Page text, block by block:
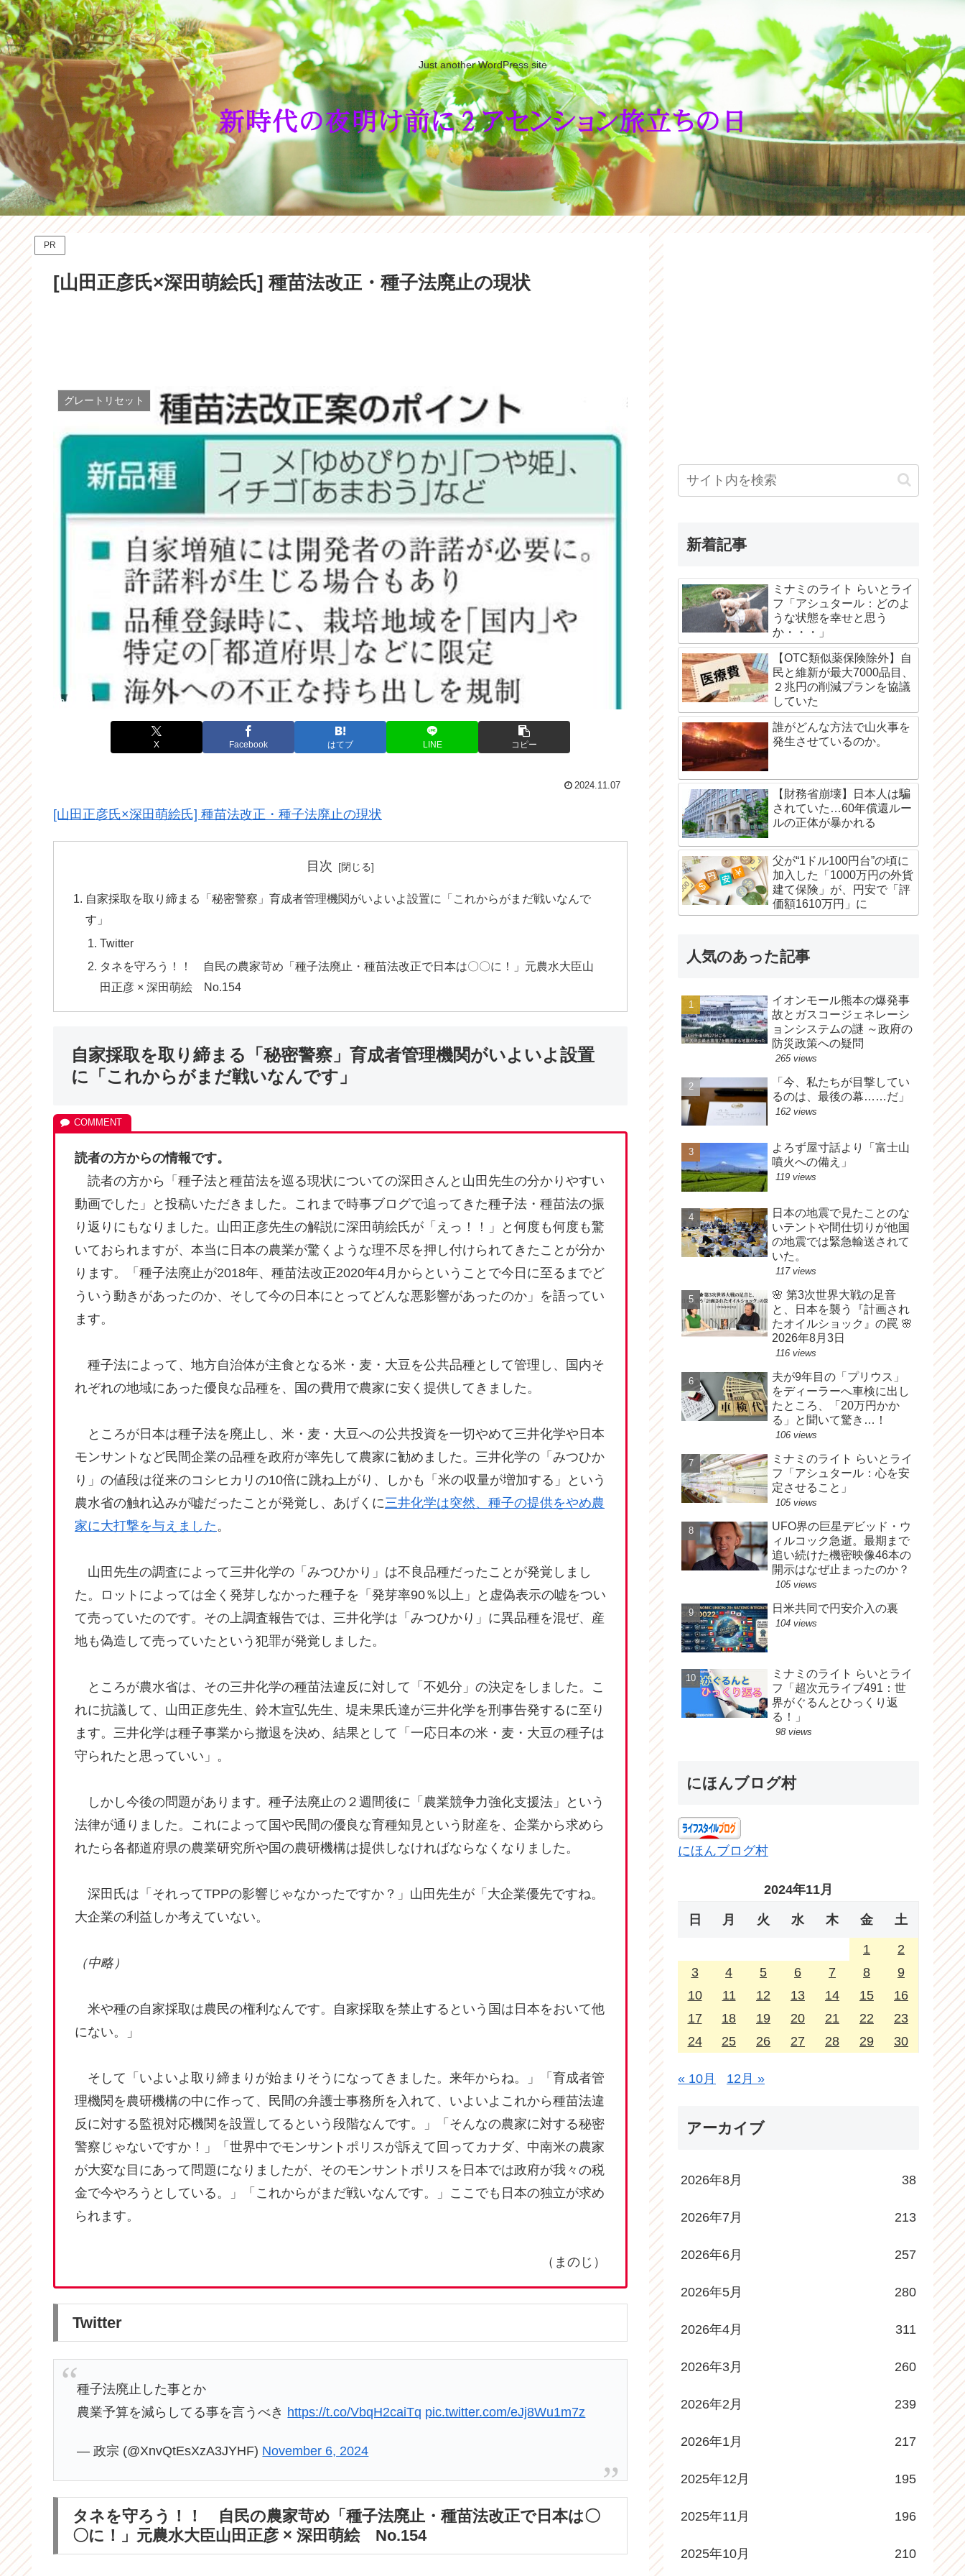
Just another WordPress site
PR
[山田正彦氏×深田萌絵氏] 種苗法改正・種子法廃止の現状
グレートリセット
X Facebook はてブ LINE コピー
2024.11.07
[山田正彦氏×深田萌絵氏] 種苗法改正・種子法廃止の現状
目次
自家採取を取り締まる「秘密警察」育成者管理機関がいよいよ設置に「これからがまだ戦いなんで
す」
Twitter
タネを守ろう！！ 自民の農家苛め「種子法廃止・種苗法改正で日本は〇〇に！」元農水大臣山
田正彦 × 深田萌絵 No.154
自家採取を取り締まる「秘密警察」育成者管理機関がいよいよ設置
に「これからがまだ戦いなんです」
読者の方からの情報です。
読者の方から「種子法と種苗法を巡る現状についての深田さんと山田先生の分かりやすい
動画でした」と投稿いただきました。これまで時事ブログで追ってきた種子法・種苗法の振
り返りにもなりました。山田正彦先生の解説に深田萌絵氏が「えっ！！」と何度も何度も驚
いておられますが、本当に日本の農業が驚くような理不尽を押し付けられてきたことが分か
ります。「種子法廃止が2018年、種苗法改正2020年4月からということで今日に至るまでど
ういう動きがあったのか、そして今の日本にとってどんな悪影響があったのか」を語ってい
ます。
種子法によって、地方自治体が主食となる米・麦・大豆を公共品種として管理し、国内そ
れぞれの地域にあった優良な品種を、国の費用で農家に安く提供してきました。
ところが日本は種子法を廃止し、米・麦・大豆への公共投資を一切やめて三井化学や日本
モンサントなど民間企業の品種を政府が率先して農家に勧めました。三井化学の「みつひか
り」の値段は従来のコシヒカリの10倍に跳ね上がり、しかも「米の収量が増加する」という
農水省の触れ込みが嘘だったことが発覚し、あげくに三井化学は突然、種子の提供をやめ農
家に大打撃を与えました 。
山田先生の調査によって三井化学の「みつひかり」は不良品種だったことが発覚しまし
た。ロットによっては全く発芽しなかった種子を「発芽率90％以上」と虚偽表示の嘘をつい
て売っていたのです。その上調査報告では、三井化学は「みつひかり」に異品種を混ぜ、産
地も偽造して売っていたという犯罪が発覚しました。
ところが農水省は、その三井化学の種苗法違反に対して「不処分」の決定をしました。こ
れに抗議して、山田正彦先生、鈴木宣弘先生、堤未果氏達が三井化学を刑事告発するに至り
ます。三井化学は種子事業から撤退を決め、結果として「一応日本の米・麦・大豆の種子は
守られたと思っていい」。
しかし今後の問題があります。種子法廃止の２週間後に「農業競争力強化支援法」という
法律が通りました。これによって国や民間の優良な育種知見という財産を、企業から求めら
れたら各都道府県の農業研究所や国の農研機構は提供しなければならなくなりました。
深田氏は「それってTPPの影響じゃなかったですか？」山田先生が「大企業優先ですね。
大企業の利益しか考えていない。
（中略）
米や種の自家採取は農民の権利なんです。自家採取を禁止するという国は日本をおいて他
にない。」
そして「いよいよ取り締まりが始まりそうになってきました。来年からね。」「育成者管
理機関を農研機構の中に作って、民間の弁護士事務所を入れて、いよいよこれから種苗法違
反に対する監視対応機関を設置してるという段階なんです。」「そんなの農家に対する秘密
警察じゃないですか！」「世界中でモンサントポリスが訴えて回ってカナダ、中南米の農家
が大変な目にあって問題になりましたが、そのモンサントポリスを日本では政府が我々の税
金で今やろうとしている。」「これからがまだ戦いなんです。」ここでも日本の独立が求め
られます。
（まのじ）
Twitter
種子法廃止した事とか
農業予算を減らしてる事を言うべき https://t.co/VbqH2caiTq pic.twitter.com/eJj8Wu1m7z
— 政宗 (@XnvQtEsXzA3JYHF) November 6, 2024
タネを守ろう！！ 自民の農家苛め「種子法廃止・種苗法改正で日本は〇
〇に！」元農水大臣山田正彦 × 深田萌絵 No.154
新着記事
ミナミのライト らいとライ
フ「アシュタール：どのよ
うな状態を幸せと思う
か・・・」
【OTC類似薬保険除外】自
民と維新が最大7000品目、
２兆円の削減プランを協議
していた
誰がどんな方法で山火事を
発生させているのか。
【財務省崩壊】日本人は騙
されていた…60年償還ルー
ルの正体が暴かれる
父が“1ドル100円台”の頃に
加入した「1000万円の外貨
建て保険」が、円安で「評
価額1610万円」に
人気のあった記事
イオンモール熊本の爆発事
故とガスコージェネレーシ
ョンシステムの謎 ～政府の
防災政策への疑問
265 views
「今、私たちが目撃してい
るのは、最後の幕……だ」
162 views
よろず屋寸話より「富士山
噴火への備え」
119 views
日本の地震で見たことのな
いテントや間仕切りが他国
の地震では緊急輸送されて
いた。
117 views
🌸 第3次世界大戦の足音
と、日本を襲う『計画され
たオイルショック』の罠 🌸
2026年8月3日
116 views
夫が9年目の「プリウス」
をディーラーへ車検に出し
たところ、「20万円かか
る」と聞いて驚き…！
106 views
ミナミのライト らいとライ
フ「アシュタール：心を安
定させること」
105 views
UFO界の巨星デビッド・ウ
ィルコック急逝。最期まで
追い続けた機密映像46本の
開示はなぜ止まったのか？
105 views
日米共同で円安介入の裏
104 views
ミナミのライト らいとライ
フ「超次元ライブ491：世
界がぐるんとひっくり返
る！」
98 views
にほんブログ村
にほんブログ村
2024年11月
日 月 火 水 木 金 土
1
2
3
4 5 6 7 8
9
10
11 12 13 14 15
16
17
18 19 20 21 22
23
24
25 26 27 28 29 30
« 10月 12月 »
アーカイブ
2026年8月 38
2026年7月 213
2026年6月 257
2026年5月 280
2026年4月 311
2026年3月 260
2026年2月 239
2026年1月 217
2025年12月 195
2025年11月 196
2025年10月 210